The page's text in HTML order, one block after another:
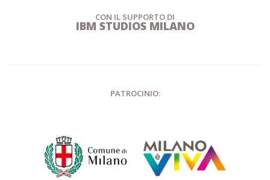
CON IL SUPPORTO DI
IBM STUDIOS MILANO
PATROCINIO: